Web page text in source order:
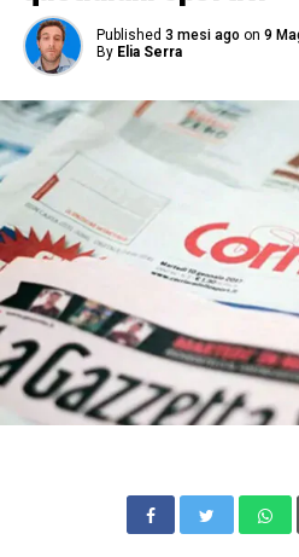
Published 3 mesi ago on 9
By Elia Serra